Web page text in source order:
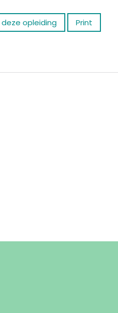
opleiding Print